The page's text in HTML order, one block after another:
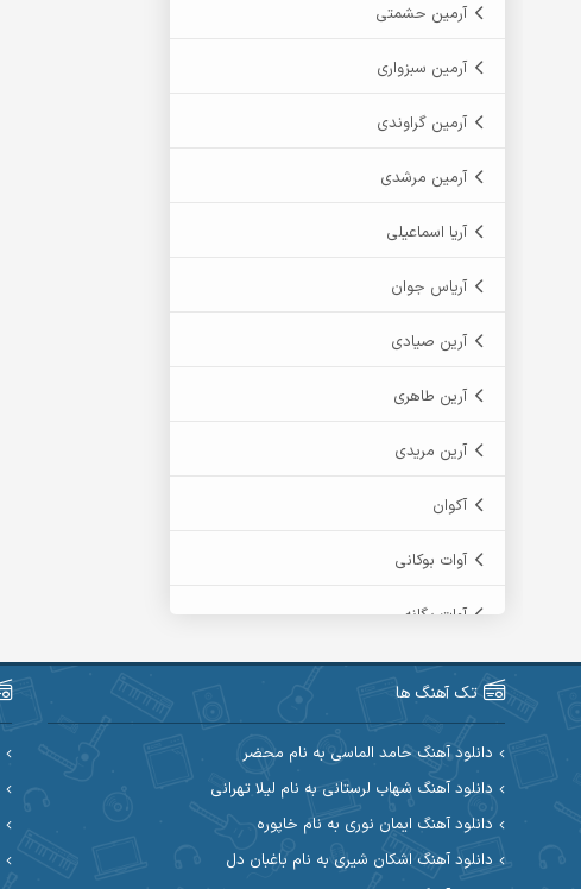
آرمین حشمتی
آرمین سبزواری
آرمین گراوندی
آرمین مرشدی
آریا اسماعیلی
آریاس جوان
آرین صیادی
آرین طاهری
آرین مریدی
آکوان
آوات بوکانی
آوات یگانه
آیت احمدنژاد
آیهان
ابراهیم شمس
ابوالحسن جاویدان
تک آهنگ ها
دانلود آهنگ حامد الماسی به نام محضر
دانلود آهنگ شهاب لرستانی به نام لیلا تهرانی
دانلود آهنگ ایمان نوری به نام خاپوره
دانلود آهنگ اشکان شیری به نام باغبان دل